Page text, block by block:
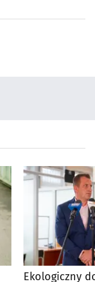
Ekologiczny